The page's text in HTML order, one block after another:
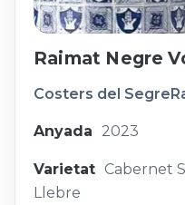
Raimat Negre
Costers del Segre
Anyada 2023
Varietat Cabernet
Llebre